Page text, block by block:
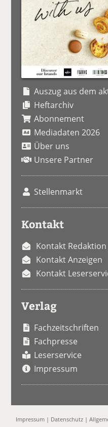
Auszug aus dem
Heftarchiv
Abonnement
Mediadaten 2026
Über uns
Unsere Partner
Stellenmarkt
Kontakt
Kontakt Redaktion
Kontakt Anzeigen
Kontakt
Verlag
Fachzeitschriften
Fachpresse
Leserservice
Impressum
Impressum | Datenschutz |